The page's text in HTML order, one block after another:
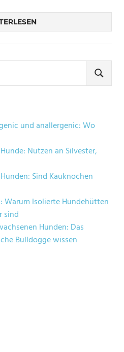
SUCHEN
und anallergenic: Wo
Nutzen an Silvester,
Sind Kauknochen
Warum Isolierte Hundehütten
sind
Hunden: Das
Bulldogge wissen